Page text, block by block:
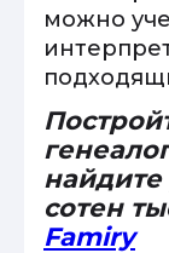
можно
сотен
Famiry